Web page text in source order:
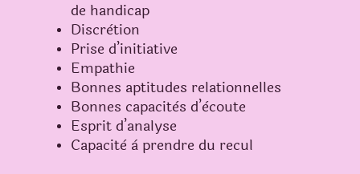
de handicap
Discrètion
Prise d’initiative
Empathie
Bonnes aptitudes relationnelles
Bonnes capacitès d’ècoute
Esprit d’analyse
Capacitè à prendre du recul